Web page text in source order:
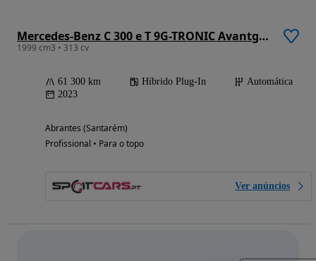
Mercedes-Benz C 300 e T 9G-TRONIC Avantgarde
1999 cm3 • 313 cv
61 300 km Híbrido Plug-In
Automática
2023
Abrantes (Santarém)
Profissional • Para o topo
Ver anúncios